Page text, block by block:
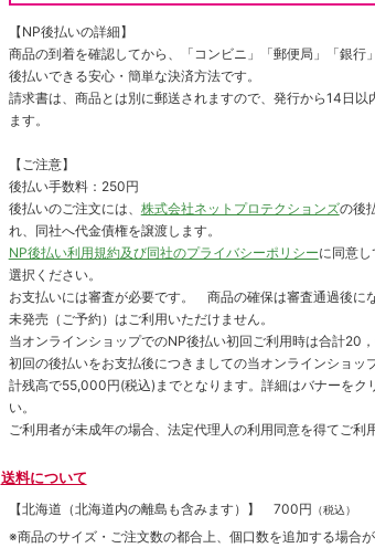
【NP後払いの詳細】
商品の到着を確認してから、「コンビニ」「郵便局」「銀行
後払いできる安心・簡単な決済方法です。
請求書は、商品とは別に郵送されますので、発行から14日以
ます。
【ご注意】
後払い手数料：250円
後払いのご注文には、 株式会社ネットプロテクションズの後
れ、同社へ代金債権を譲渡します。
NP後払い利用規約及び同社のプライバシーポリシーに同意
選択ください。
お支払いには審査が必要です。 商品の確保は審査通過後にな
未発売（ご予約）はご利用いただけません。
当オンラインショップでのNP後払い初回ご利用時は合計20
初回の後払いをお支払後につきましての当オンラインショッ
計残高で55,000円(税込)までとなります。詳細はバナーをク
い。
ご利用者が未成年の場合、法定代理人の利用同意を得てご利
送料について
【北海道（北海道内の離島も含みます）】 700円 （税込）
※商品のサイズ・ご注文数の都合上、個口数を追加する場合